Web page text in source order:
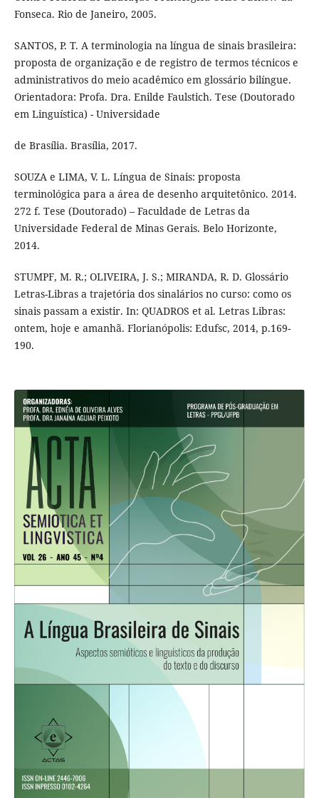
Fonseca. Rio de Janeiro, 2005.
SANTOS, P. T. A terminologia na língua de sinais brasileira:
proposta de organização e de registro de termos técnicos e
administrativos do meio acadêmico em glossário bilíngue.
Orientadora: Profa. Dra. Enilde Faulstich. Tese (Doutorado
em Linguística) - Universidade
de Brasília. Brasília, 2017.
SOUZA e LIMA, V. L. Língua de Sinais: proposta
terminológica para a área de desenho arquitetônico. 2014.
272 f. Tese (Doutorado) – Faculdade de Letras da
Universidade Federal de Minas Gerais. Belo Horizonte,
2014.
STUMPF, M. R.; OLIVEIRA, J. S.; MIRANDA, R. D. Glossário
Letras-Libras a trajetória dos sinalários no curso: como os
sinais passam a existir. In: QUADROS et al. Letras Libras:
ontem, hoje e amanhã. Florianópolis: Edufsc, 2014, p.169-
190.